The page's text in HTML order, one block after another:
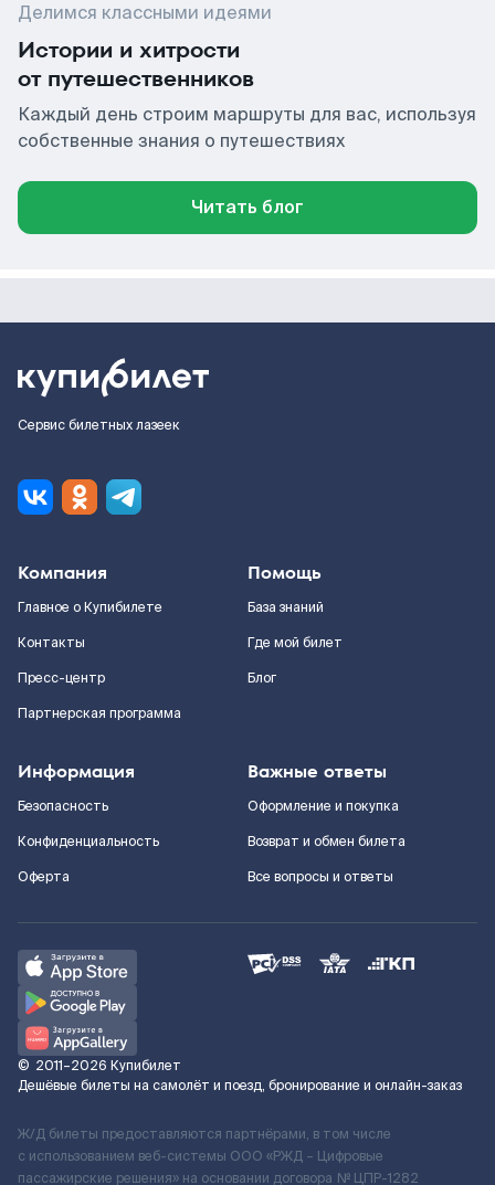
Делимся классными идеями
Истории и хитрости
от путешественников
Каждый день строим маршруты для вас, используя
собственные знания о путешествиях
Читать блог
Сервис билетных лазеек
Компания
Главное о Купибилете
Контакты
Пресс-центр
Партнерская программа
Помощь
База знаний
Где мой билет
Блог
Информация
Безопасность
Конфиденциальность
Оферта
Важные ответы
Оформление и покупка
Возврат и обмен билета
Все вопросы и ответы
© 2011–2026 Купибилет
Дешёвые билеты на самолёт и поезд, бронирование и онлайн-заказ
Ж/Д билеты предоставляются партнёрами, в том числе
с использованием веб-системы ООО «РЖД – Цифровые
пассажирские решения» на основании договора № ЦПР-1282